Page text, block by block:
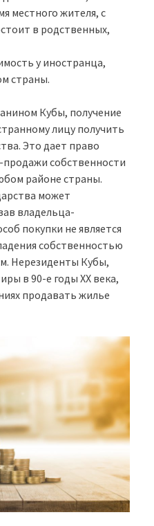
местного жителя, с
в родственных,
у иностранца,
страны.
Кубы, получение
лицу получить
Это дает право
собственности
районе страны.
может
владельца-
покупки не является
собственностью
Нерезиденты Кубы,
в 90-е годы XX века,
продавать жилье